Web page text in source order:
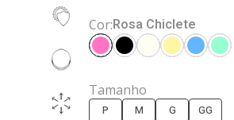
Cor:Rosa Chiclete
Tamanho
P M G GG